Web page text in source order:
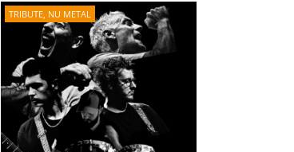
TRIBUTE, NU METAL